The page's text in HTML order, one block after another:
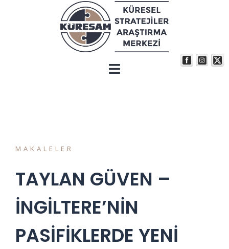
MAKALELER
TAYLAN GÜVEN –
İNGİLTERE’NİN
PASİFİKLERDE YENİ